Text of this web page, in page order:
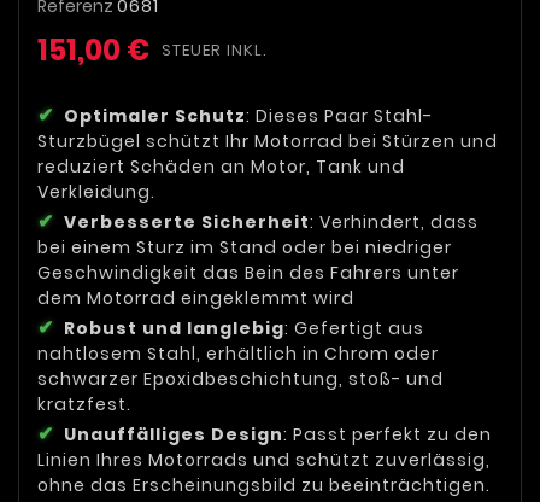
Referenz 0681
151,00 € STEUER INKL.
Optimaler Schutz: Dieses Paar Stahl-
Sturzbügel schützt Ihr Motorrad bei Stürzen und
reduziert Schäden an Motor, Tank und
Verkleidung.
Verbesserte Sicherheit: Verhindert, dass
bei einem Sturz im Stand oder bei niedriger
Geschwindigkeit das Bein des Fahrers unter
dem Motorrad eingeklemmt wird
Robust und langlebig: Gefertigt aus
nahtlosem Stahl, erhältlich in Chrom oder
schwarzer Epoxidbeschichtung, stoß- und
kratzfest.
Unauffälliges Design: Passt perfekt zu den
Linien Ihres Motorrads und schützt zuverlässig,
ohne das Erscheinungsbild zu beeinträchtigen.